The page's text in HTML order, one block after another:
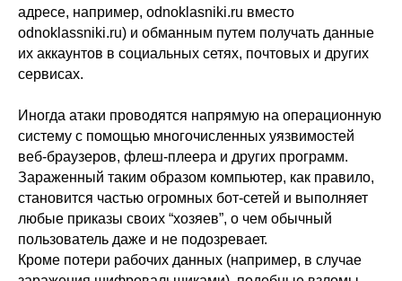
адресе, например, odnoklasniki.ru вместо
odnoklassniki.ru) и обманным путем получать данные
их аккаунтов в социальных сетях, почтовых и других
сервисах.
Иногда атаки проводятся напрямую на операционную
систему с помощью многочисленных уязвимостей
веб-браузеров, флеш-плеера и других программ.
Зараженный таким образом компьютер, как правило,
становится частью огромных бот-сетей и выполняет
любые приказы своих “хозяев”, о чем обычный
пользователь даже и не подозревает.
Кроме потери рабочих данных (например, в случае